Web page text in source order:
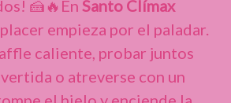
🍰🔥En Santo Clímax
empieza por el paladar.
caliente, probar juntos
o atreverse con un